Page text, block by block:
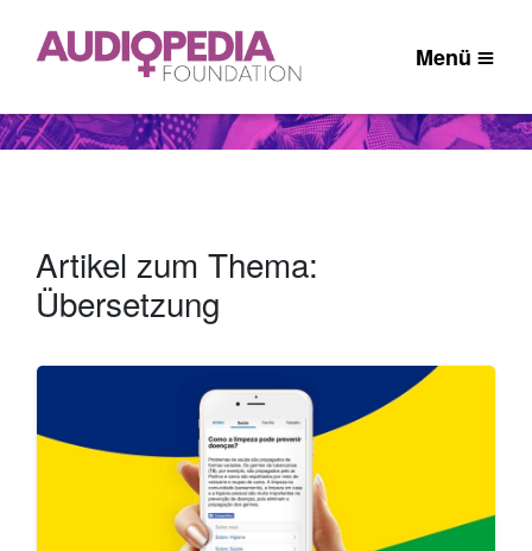
Menü
Artikel zum Thema:
Übersetzung